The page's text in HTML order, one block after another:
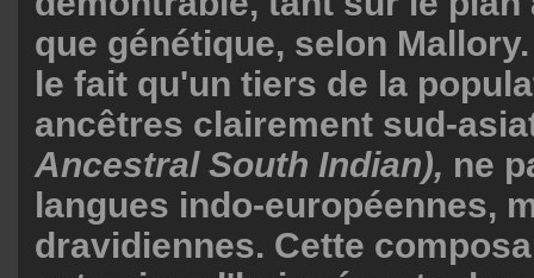
que génétique, selon
le fait qu'un tiers de la
ancêtres clairement sud-
Ancestral South Indian), ne
langues indo-européennes,
dravidiennes. Cette